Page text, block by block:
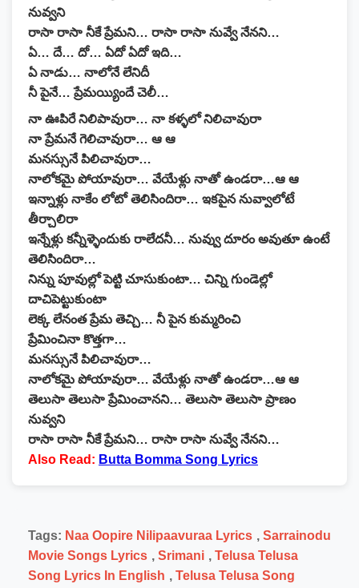
నువ్వని
రాసా రాసా నీకే ప్రేమని… రాసా రాసా నువ్వే నేనని…
ఏ… దే… దో… ఏదో ఏదో ఇది…
ఏ నాడు… నాలోనే లేనిదీ
నీ పైనే… ప్రేమయ్యిందే చెలీ…
నా ఊపిరే నిలిపావురా… నా కళ్ళలో నిలిచావురా
నా ప్రేమనే గెలిచావురా… ఆ ఆ
మనస్సునే పిలిచావురా…
నాలోకమై పోయావురా… వేయేళ్లు నాతో ఉండరా…ఆ ఆ
ఇన్నాళ్లు నాకేం లోటో తెలిసిందిరా… ఇకపైన నువ్వాలోటే
తీర్చాలిరా
ఇన్నేళ్లు కన్నీళ్ళెందుకు రాలేదనీ… నువ్వు దూరం అవుతూ ఉంటే
తెలిసిందిరా…
నిన్ను పూవుల్లో పెట్టి చూసుకుంటా… చిన్ని గుండెల్లో
దాచిపెట్టుకుంటా
లెక్క లేనంత ప్రేమ తెచ్చి… నీ పైన కుమ్మరించి
ప్రేమించినా కొత్తగా…
మనస్సునే పిలిచావురా…
నాలోకమై పోయావురా… వేయేళ్లు నాతో ఉండరా…ఆ ఆ
తెలుసా తెలుసా ప్రేమించానని… తెలుసా తెలుసా ప్రాణం
నువ్వని
రాసా రాసా నీకే ప్రేమని… రాసా రాసా నువ్వే నేనని…
Also Read: Butta Bomma Song Lyrics
Tags: Naa Oopire Nilipaavuraa Lyrics , Sarrainodu
Movie Songs Lyrics , Srimani , Telusa Telusa
Song Lyrics In English , Telusa Telusa Song